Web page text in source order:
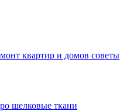
квартир и домов советы
шелковые ткани